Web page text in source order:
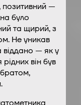
позитивний —
було
та щирий, з
Не уникав
віддано — як у
він був